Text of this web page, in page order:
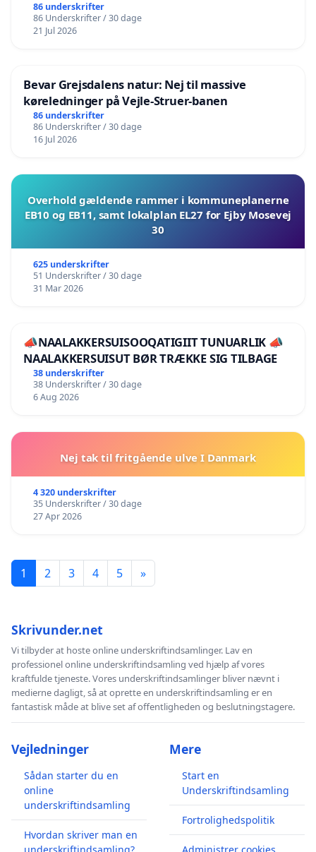
86 underskrifter
86 Underskrifter / 30 dage
21 Jul 2026
Bevar Grejsdalens natur: Nej til massive
køreledninger på Vejle-Struer-banen
86 underskrifter
86 Underskrifter / 30 dage
16 Jul 2026
Overhold gældende rammer i kommuneplanerne
EB10 og EB11, samt lokalplan EL27 for Ejby Mosevej
30
625 underskrifter
51 Underskrifter / 30 dage
31 Mar 2026
📣NAALAKKERSUISOOQATIGIIT TUNUARLIK 📣
NAALAKKERSUISUT BØR TRÆKKE SIG TILBAGE
38 underskrifter
38 Underskrifter / 30 dage
6 Aug 2026
Nej tak til fritgående ulve I Danmark
4 320 underskrifter
35 Underskrifter / 30 dage
27 Apr 2026
1 2 3 4 5 »
Skrivunder.net
Vi tilbyder at hoste online underskriftindsamlinger. Lav en
professionel online underskriftindsamling ved hjælp af vores
kraftfulde tjeneste. Vores underskriftindsamlinger bliver nævnt i
medierne dagligt, så at oprette en underskriftindsamling er en
fantastisk måde at blive set af offentligheden og beslutningstagere.
Vejledninger
Sådan starter du en
online
underskriftindsamling
Hvordan skriver man en
Mere
Start en
Underskriftindsamling
Fortrolighedspolitik